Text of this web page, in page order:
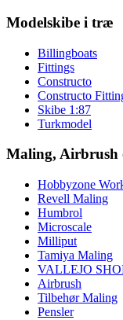
Modelskibe i træ
Billingboats
Fittings
Constructo
Constructo
Skibe 1:87
Turkmodel
Maling, Airbrush
Hobbyzone
Revell Maling
Humbrol
Microscale
Milliput
Tamiya Maling
VALLEJO
Airbrush
Tilbehør Maling
Pensler